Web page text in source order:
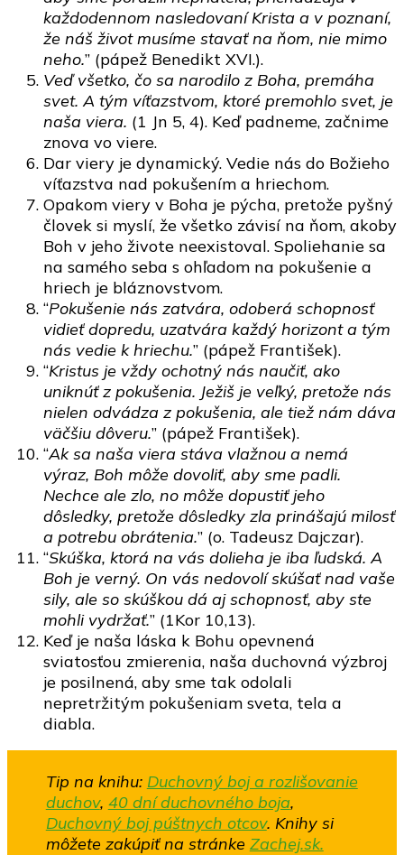
každodennom nasledovaní Krista a v poznaní,
že náš život musíme stavať na ňom, nie mimo
neho.” (pápež Benedikt XVI.).
Veď všetko, čo sa narodilo z Boha, premáha
svet. A tým víťazstvom, ktoré premohlo svet, je
naša viera. (1 Jn 5, 4). Keď padneme, začnime
znova vo viere.
Dar viery je dynamický. Vedie nás do Božieho
víťazstva nad pokušením a hriechom.
Opakom viery v Boha je pýcha, pretože pyšný
človek si myslí, že všetko závisí na ňom, akoby
Boh v jeho živote neexistoval. Spoliehanie sa
na samého seba s ohľadom na pokušenie a
hriech je bláznovstvom.
“Pokušenie nás zatvára, odoberá schopnosť
vidieť dopredu, uzatvára každý horizont a tým
nás vedie k hriechu.” (pápež František).
“Kristus je vždy ochotný nás naučiť, ako
uniknúť z pokušenia. Ježiš je veľký, pretože nás
nielen odvádza z pokušenia, ale tiež nám dáva
väčšiu dôveru.” (pápež František).
“Ak sa naša viera stáva vlažnou a nemá
výraz, Boh môže dovoliť, aby sme padli.
Nechce ale zlo, no môže dopustiť jeho
dôsledky, pretože dôsledky zla prinášajú milosť
a potrebu obrátenia.” (o. Tadeusz Dajczar).
“Skúška, ktorá na vás dolieha je iba ľudská. A
Boh je verný. On vás nedovolí skúšať nad vaše
sily, ale so skúškou dá aj schopnosť, aby ste
mohli vydržať.” (1Kor 10,13).
Keď je naša láska k Bohu opevnená
sviatosťou zmierenia, naša duchovná výzbroj
je posilnená, aby sme tak odolali
nepretržitým pokušeniam sveta, tela a
diabla.
Tip na knihu: Duchovný boj a rozlišovanie
duchov, 40 dní duchovného boja,
Duchovný boj púštnych otcov. Knihy si
môžete zakúpiť na stránke Zachej.sk.